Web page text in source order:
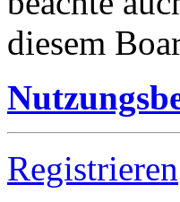
diesem
Registrieren